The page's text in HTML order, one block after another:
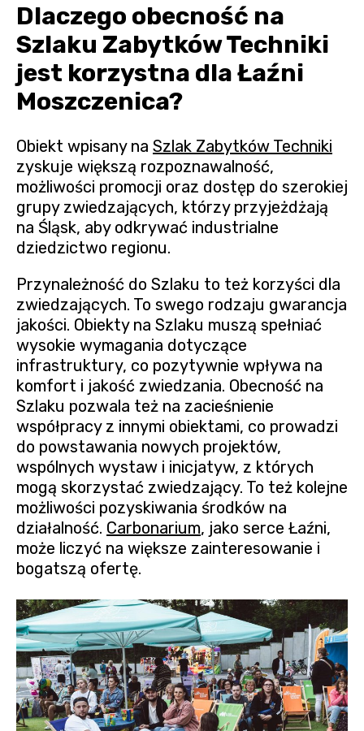
Dlaczego obecność na
Szlaku Zabytków Techniki
jest korzystna dla Łaźni
Moszczenica?
Obiekt wpisany na Szlak Zabytków Techniki
zyskuje większą rozpoznawalność,
możliwości promocji oraz dostęp do szerokiej
grupy zwiedzających, którzy przyjeżdżają
na Śląsk, aby odkrywać industrialne
dziedzictwo regionu.
Przynależność do Szlaku to też korzyści dla
zwiedzających. To swego rodzaju gwarancja
jakości. Obiekty na Szlaku muszą spełniać
wysokie wymagania dotyczące
infrastruktury, co pozytywnie wpływa na
komfort i jakość zwiedzania. Obecność na
Szlaku pozwala też na zacieśnienie
współpracy z innymi obiektami, co prowadzi
do powstawania nowych projektów,
wspólnych wystaw i inicjatyw, z których
mogą skorzystać zwiedzający. To też kolejne
możliwości pozyskiwania środków na
działalność. Carbonarium, jako serce Łaźni,
może liczyć na większe zainteresowanie i
bogatszą ofertę.